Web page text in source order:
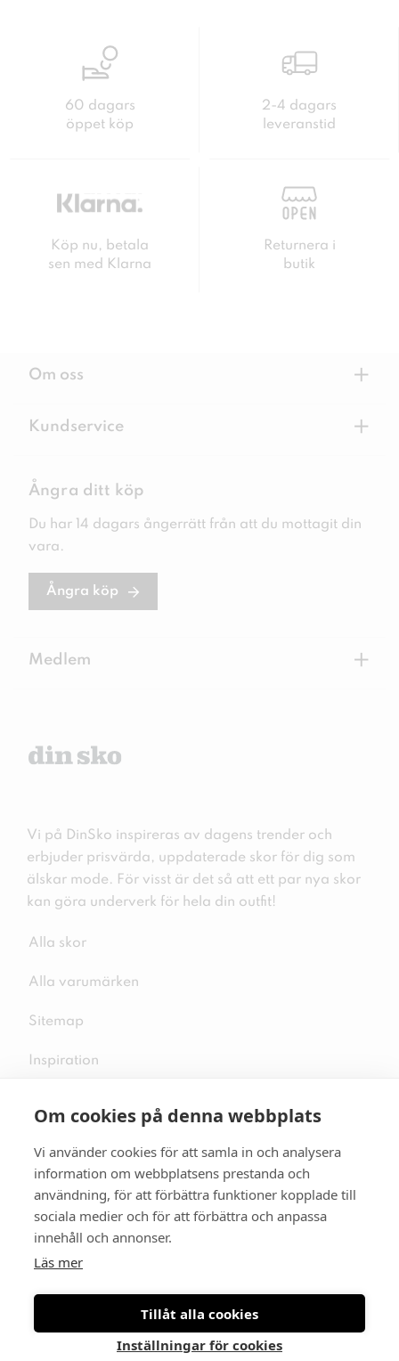
Om cookies på denna webbplats
Vi använder cookies för att samla in och analysera
information om webbplatsens prestanda och
användning, för att förbättra funktioner kopplade till
sociala medier och för att förbättra och anpassa
innehåll och annonser.
Läs mer
Tillåt alla cookies
Inställningar för cookies
60 dagars
öppet köp
2-4 dagars
leveranstid
Köp nu, betala
sen med Klarna
Returnera i
butik
Om oss +
Kundservice +
Ångra ditt köp
Du har 14 dagars ångerrätt från att du mottagit din
vara.
Ångra köp
Medlem +
Vi på DinSko inspireras av dagens trender och
erbjuder prisvärda, uppdaterade skor för dig som
älskar mode. För visst är det så att ett par nya skor
kan göra underverk för hela din outfit!
Alla skor
Alla varumärken
Sitemap
Inspiration
Följ oss på sociala medier
Se mer skor: skopunkten.se